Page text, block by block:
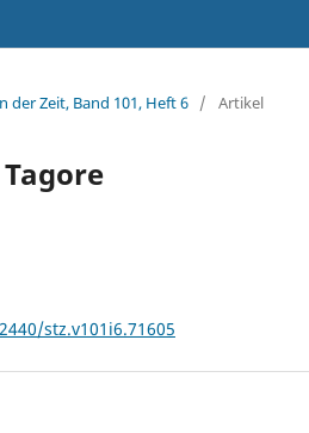
der Zeit, Band 101, Heft 6 / Artikel
stz.v101i6.71605